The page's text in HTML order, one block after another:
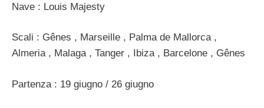
Nave : Louis Majesty
Scali : Gênes , Marseille , Palma de Mallorca ,
Almeria , Malaga , Tanger , Ibiza , Barcelone , Gênes
Partenza : 19 giugno / 26 giugno